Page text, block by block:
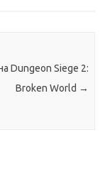
Dungeon Siege 2:
Broken World →